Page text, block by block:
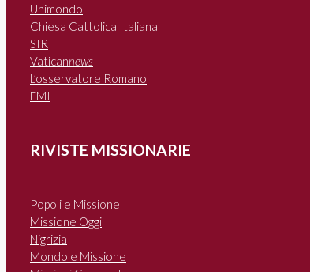
Unimondo
Chiesa Cattolica Italiana
SIR
Vaticannews
L’osservatore Romano
EMI
RIVISTE MISSIONARIE
Popoli e Missione
Missione Oggi
Nigrizia
Mondo e Missione